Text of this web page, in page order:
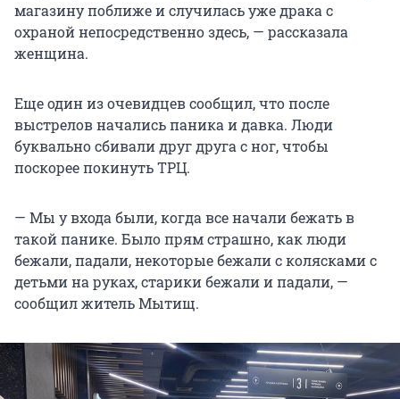
магазину поближе и случилась уже драка с
охраной непосредственно здесь, — рассказала
женщина.
Еще один из очевидцев сообщил, что после
выстрелов начались паника и давка. Люди
буквально сбивали друг друга с ног, чтобы
поскорее покинуть ТРЦ.
— Мы у входа были, когда все начали бежать в
такой панике. Было прям страшно, как люди
бежали, падали, некоторые бежали с колясками с
детьми на руках, старики бежали и падали, —
сообщил житель Мытищ.